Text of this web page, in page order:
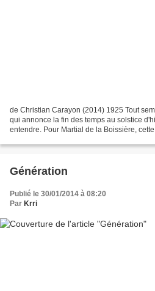
de Christian Carayon (2014) 1925 Tout
qui annonce la fin des temps au solstice
entendre. Pour Martial de la Boissière,
Génération
Publié le 30/01/2014 à 08:20
Par Krri